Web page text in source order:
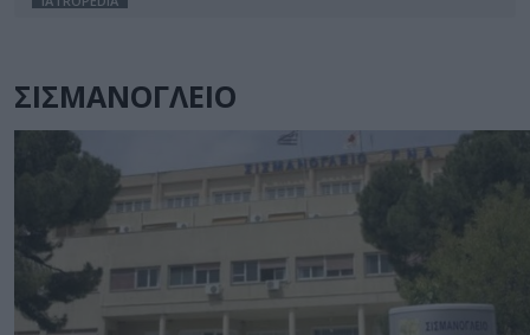
ΣΙΣΜΑΝΟΓΛΕΙΟ